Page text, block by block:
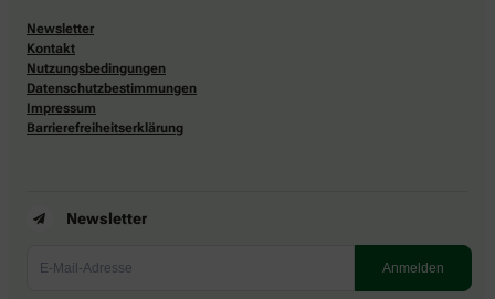
Newsletter
Kontakt
Nutzungsbedingungen
Datenschutzbestimmungen
Impressum
Barrierefreiheitserklärung
Newsletter